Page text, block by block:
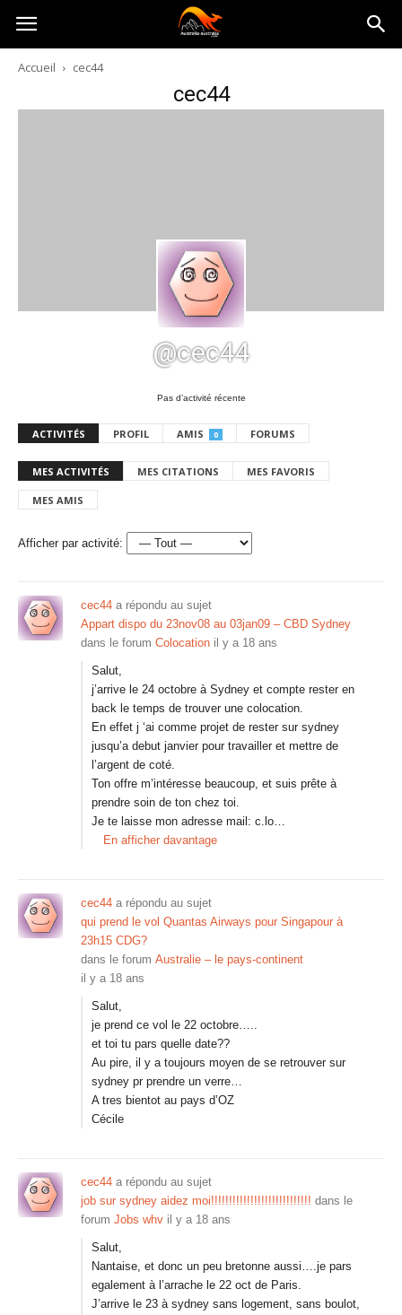
Australia-
australie.com
Accueil cec44
cec44
@cec44
Pas d’activité récente
ACTIVITÉS PROFIL AMIS 0 FORUMS
MES ACTIVITÉS MES CITATIONS MES FAVORIS
MES AMIS
Afficher par activité:
cec44 a répondu au sujet
Appart dispo du 23nov08 au 03jan09 – CBD Sydney
dans le forum Colocation il y a 18 ans
Salut,
j’arrive le 24 octobre à Sydney et compte rester en
back le temps de trouver une colocation.
En effet j ‘ai comme projet de rester sur sydney
jusqu’a debut janvier pour travailler et mettre de
l’argent de coté.
Ton offre m’intéresse beaucoup, et suis prête à
prendre soin de ton chez toi.
Je te laisse mon adresse mail: c.lo…
En afficher davantage
cec44 a répondu au sujet
qui prend le vol Quantas Airways pour Singapour à
23h15 CDG?
dans le forum Australie – le pays-continent
il y a 18 ans
Salut,
je prend ce vol le 22 octobre…..
et toi tu pars quelle date??
Au pire, il y a toujours moyen de se retrouver sur
sydney pr prendre un verre…
A tres bientot au pays d’OZ
Cécile
cec44 a répondu au sujet
job sur sydney aidez moi!!!!!!!!!!!!!!!!!!!!!!!!!!!! dans le
forum Jobs whv il y a 18 ans
Salut,
Nantaise, et donc un peu bretonne aussi….je pars
egalement à l’arrache le 22 oct de Paris.
J’arrive le 23 à sydney sans logement, sans boulot,